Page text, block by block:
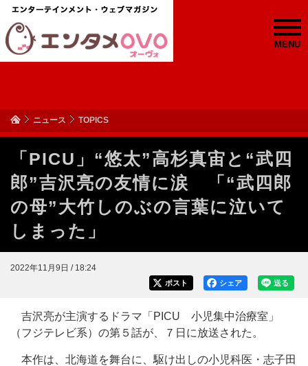
MENU
ニュース TOPICS
「PICU」“悠太”高杉真宙と“武四
郎”吉沢亮の友情に涙 「“武四郎
の母”大竹しのぶの言葉に泣いて
しまった」
2022年11月9日 / 18:24
送る
シェア
ポスト
吉沢亮が主演するドラマ「PICU 小児集中治療室」
（フジテレビ系）の第５話が、７日に放送された。
本作は、北海道を舞台に、駆け出しの小児科医・志子田